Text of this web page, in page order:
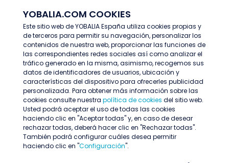
YOBALIA.COM COOKIES
Este sitio web de YOBALIA España utiliza cookies propias y
de terceros para permitir su navegación, personalizar los
contenidos de nuestra web, proporcionar las funciones de
las correspondientes redes sociales así como analizar el
tráfico generado en la misma, asimismo, recogemos sus
datos de identificadores de usuarios, ubicación y
características del dispositivo para ofrecerles publicidad
personalizada. Para obtener más información sobre las
cookies consulte nuestra política de cookies del sitio web.
Usted podrá aceptar el uso de todas las cookies
haciendo clic en "Aceptar todas" y, en caso de desear
rechazar todas, deberá hacer clic en "Rechazar todas".
También podrá configurar cuáles desea permitir
haciendo clic en "Configuración".
Últimas ofertas
Oferta no encontrada o ha finalizado su
proceso de selección